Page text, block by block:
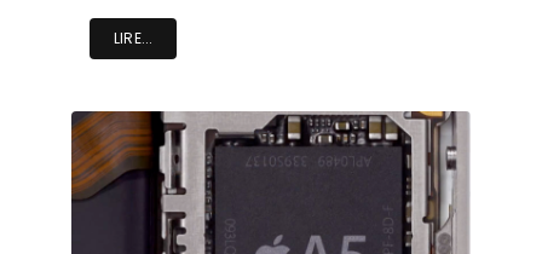
LIRE...